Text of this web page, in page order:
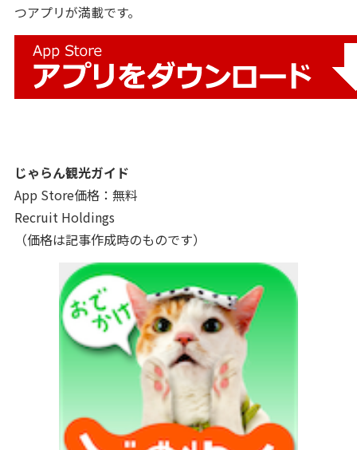
つアプリが満載です。
じゃらん観光ガイド
App Store価格：無料
Recruit Holdings
（価格は記事作成時のものです）